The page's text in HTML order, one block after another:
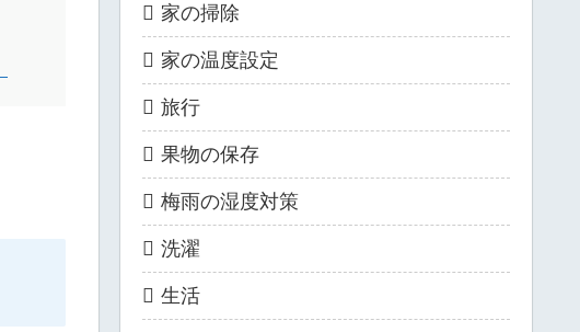
家の掃除
家の温度設定
旅行
果物の保存
梅雨の湿度対策
洗濯
生活